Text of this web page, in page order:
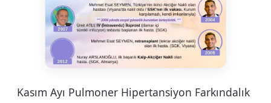
Kasım Ayı Pulmoner Hipertansiyon Farkındalık